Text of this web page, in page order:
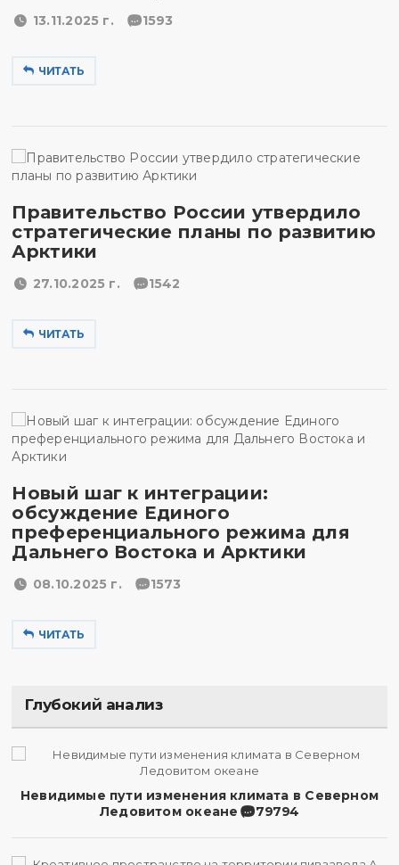
13.11.2025 г. 1593
ЧИТАТЬ
Правительство России утвердило
стратегические планы по развитию
Арктики
27.10.2025 г. 1542
ЧИТАТЬ
Новый шаг к интеграции:
обсуждение Единого
преференциального режима для
Дальнего Востока и Арктики
08.10.2025 г. 1573
ЧИТАТЬ
Глубокий анализ
Невидимые пути изменения климата в Северном
Ледовитом океане
79794